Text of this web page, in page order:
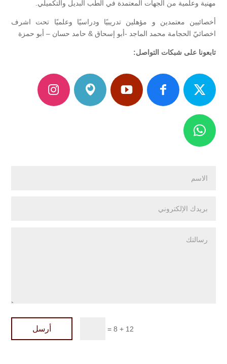
مهنية وعلمية من الجهات المعتمدة في الطب البديل والتكميلي.
أخصائيين معتمدين و مؤهلين تدريبيًا ودراسيًا وعلميًا تحت اشرف
اخصائيّ الحجامة محمد الماجد -أبو إسحاق & حامد حسان – أبو حمزة
تابعونا على شبكات التواصل:
أرسل 12 + 8
=